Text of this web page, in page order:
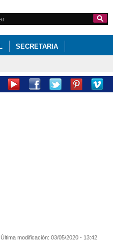
de
this site
SECRETARIA
Última modificación: 03/05/2020 - 13:42